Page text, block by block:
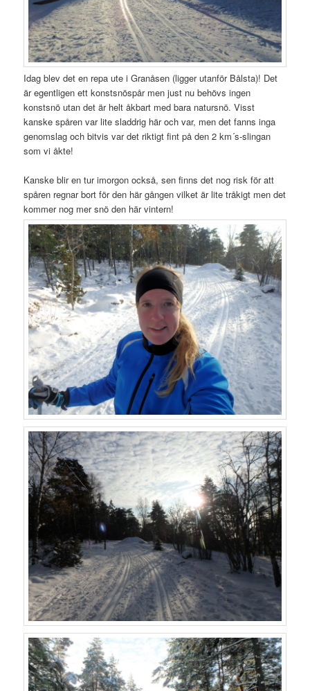
Idag blev det en repa ute i Granåsen (ligger utanför Bålsta)! Det
är egentligen ett konstsnöspår men just nu behövs ingen
konstsnö utan det är helt åkbart med bara natursnö. Visst
kanske spåren var lite sladdrig här och var, men det fanns inga
genomslag och bitvis var det riktigt fint på den 2 km´s-slingan
som vi åkte!
Kanske blir en tur imorgon också, sen finns det nog risk för att
spåren regnar bort för den här gången vilket är lite tråkigt men det
kommer nog mer snö den här vintern!